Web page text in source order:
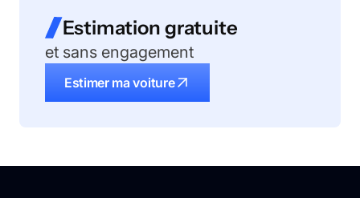
Estimation gratuite
et sans engagement
Estimer ma voiture